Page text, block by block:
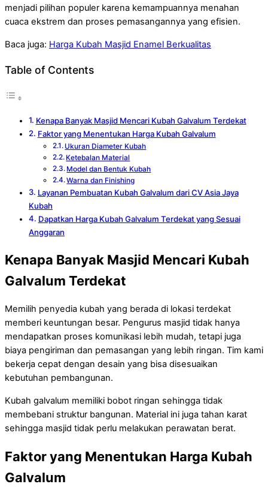
menjadi pilihan populer karena kemampuannya menahan
cuaca ekstrem dan proses pemasangannya yang efisien.
Baca juga: Harga Kubah Masjid Enamel Berkualitas
Table of Contents
Kenapa Banyak Masjid Mencari Kubah Galvalum Terdekat
Faktor yang Menentukan Harga Kubah Galvalum
Ukuran Diameter Kubah
Ketebalan Material
Model dan Bentuk Kubah
Warna dan Finishing
Layanan Pembuatan Kubah Galvalum dari CV Asia Jaya
Kubah
Dapatkan Harga Kubah Galvalum Terdekat yang Sesuai
Anggaran
Kenapa Banyak Masjid Mencari Kubah
Galvalum Terdekat
Memilih penyedia kubah yang berada di lokasi terdekat
memberi keuntungan besar. Pengurus masjid tidak hanya
mendapatkan proses komunikasi lebih mudah, tetapi juga
biaya pengiriman dan pemasangan yang lebih ringan. Tim kami
bekerja cepat dengan desain yang bisa disesuaikan
kebutuhan pembangunan.
Kubah galvalum memiliki bobot ringan sehingga tidak
membebani struktur bangunan. Material ini juga tahan karat
sehingga masjid tidak perlu melakukan perawatan berat.
Faktor yang Menentukan Harga Kubah
Galvalum